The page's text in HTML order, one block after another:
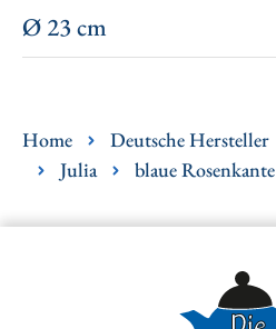
Ø 23 cm
Home Deutsche Hersteller
Julia
blaue Rosenkante